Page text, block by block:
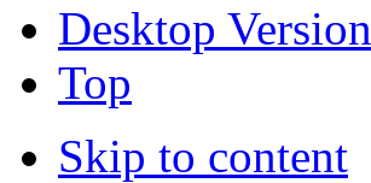
Desktop Version
Top
Skip to content